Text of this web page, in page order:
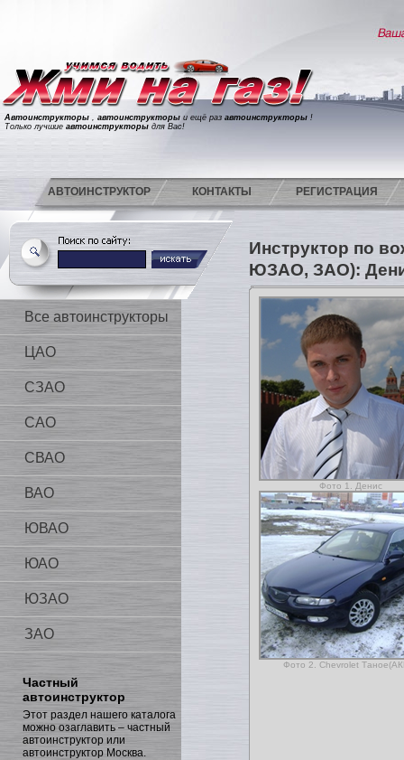
Автоинструкторы , автоинструкторы и ещё раз автоинструкторы !
Только лучшие автоинструкторы для Вас!
АВТОИНСТРУКТОР КОНТАКТЫ РЕГИСТРАЦИЯ
Все автоинструкторы
ЦАО
СЗАО
САО
СВАО
ВАО
ЮВАО
ЮАО
ЮЗАО
ЗАО
Частный
автоинструктор
Этот раздел нашего каталога
можно озаглавить – частный
автоинструктор или
автоинструктор Москва.
Инструктор по
ЮЗАО, ЗАО):
Фото 1. Денис
Фото 2. Chevrolet